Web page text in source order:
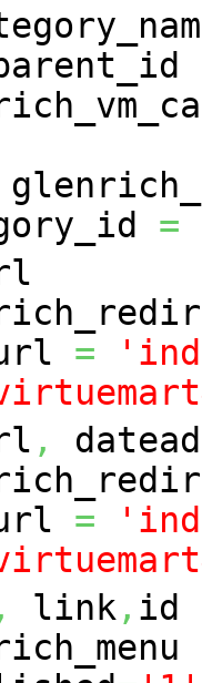
=
=
,
=
link, id